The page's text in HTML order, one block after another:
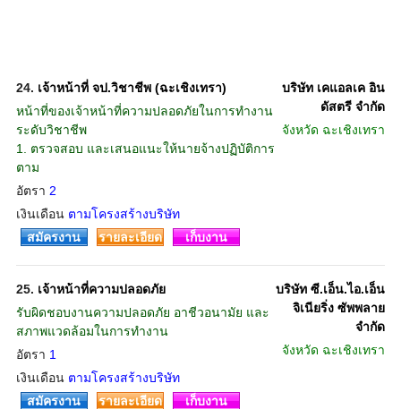
24. เจ้าหน้าที่ จป.วิชาชีพ (ฉะเชิงเทรา)
หน้าที่ของเจ้าหน้าที่ความปลอดภัยในการทำงาน
ระดับวิชาชีพ
1. ตรวจสอบ และเสนอแนะให้นายจ้างปฏิบัติการ
ตาม
อัตรา 2
เงินเดือน ตามโครงสร้างบริษัท
บริษัท เคแอลเค อิน
ดัสตรี จำกัด
จังหวัด ฉะเชิงเทรา
สมัครงาน รายละเอียด เก็บงาน
25. เจ้าหน้าที่ความปลอดภัย
รับผิดชอบงานความปลอดภัย อาชีวอนามัย และ
สภาพแวดล้อมในการทำงาน
อัตรา 1
เงินเดือน ตามโครงสร้างบริษัท
บริษัท ซี.เอ็น.ไอ.เอ็น
จิเนียริ่ง ซัพพลาย
จำกัด
จังหวัด ฉะเชิงเทรา
สมัครงาน รายละเอียด เก็บงาน